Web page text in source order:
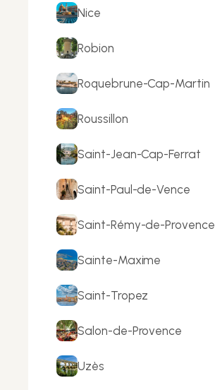
Nice
Robion
Roquebrune-Cap-Martin
Roussillon
Saint-Jean-Cap-Ferrat
Saint-Paul-de-Vence
Saint-Rémy-de-Provence
Sainte-Maxime
Saint-Tropez
Salon-de-Provence
Uzès